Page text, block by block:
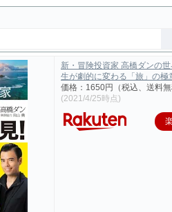
新・冒険投資家 高橋ダンの
生が劇的に変わる「旅」の極
価格：1650円（税込、送料
(2021/4/25時点)